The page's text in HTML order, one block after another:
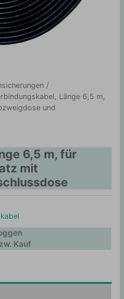
/
Länge 6,5 m,
und
6,5 m, für
mit
Kauf